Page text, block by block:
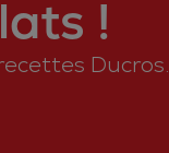
!
Ducros.